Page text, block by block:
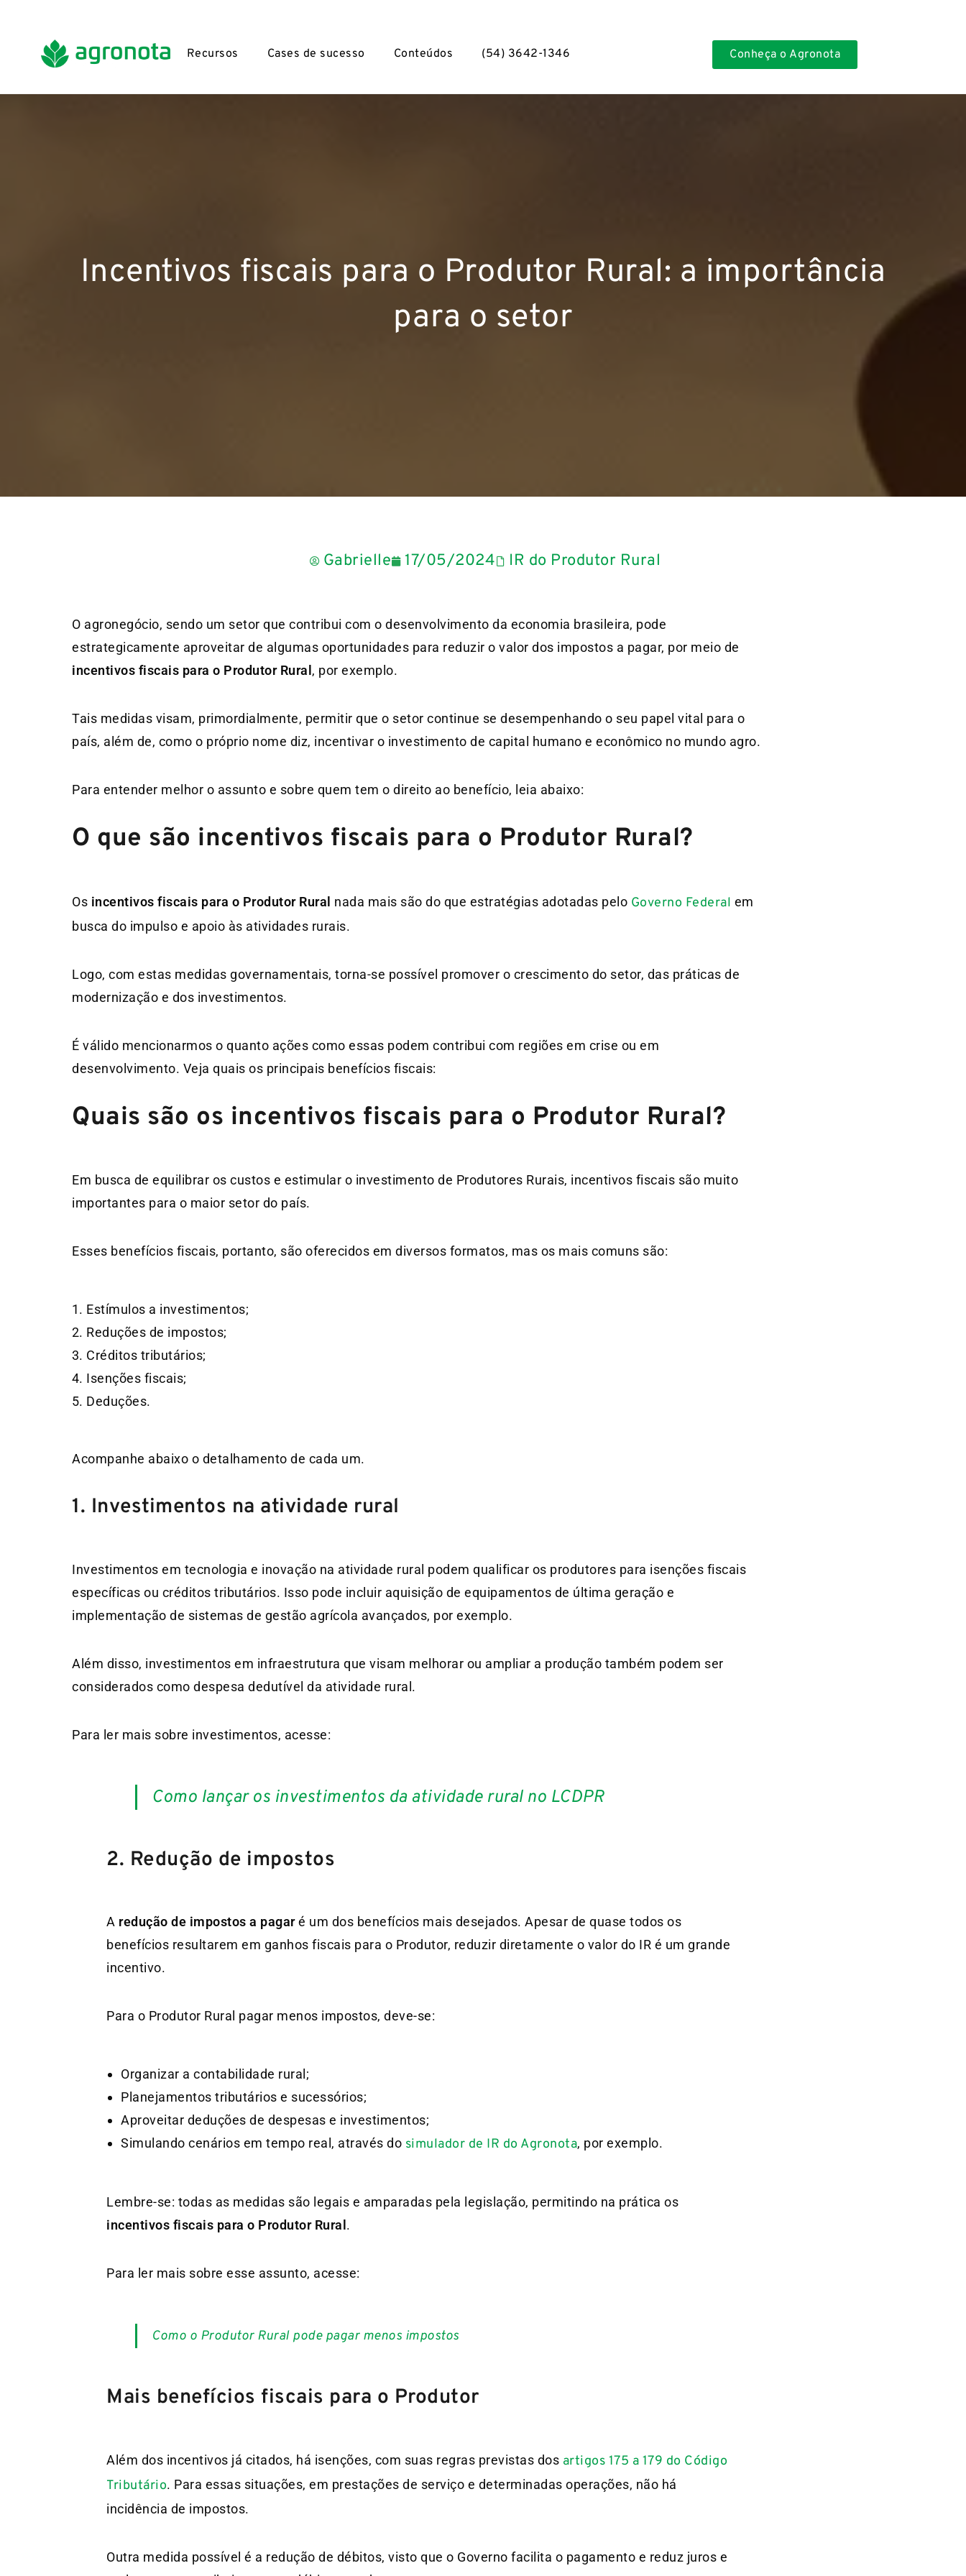
Recursos Cases de sucesso Conteúdos (54) 3642-1346 Conheça o Agronota
Incentivos fiscais para o Produtor Rural: a importância
para o setor
Gabrielle 17/05/2024 IR do Produtor Rural
O agronegócio, sendo um setor que contribui com o desenvolvimento da economia brasileira, pode
estrategicamente aproveitar de algumas oportunidades para reduzir o valor dos impostos a pagar, por meio de
incentivos fiscais para o Produtor Rural , por exemplo.
Tais medidas visam, primordialmente, permitir que o setor continue se desempenhando o seu papel vital para o
país, além de, como o próprio nome diz, incentivar o investimento de capital humano e econômico no mundo agro.
Para entender melhor o assunto e sobre quem tem o direito ao benefício, leia abaixo:
O que são incentivos fiscais para o Produtor Rural?
Os incentivos fiscais para o Produtor Rural nada mais são do que estratégias adotadas pelo Governo Federal em
busca do impulso e apoio às atividades rurais.
Logo, com estas medidas governamentais, torna-se possível promover o crescimento do setor, das práticas de
modernização e dos investimentos.
É válido mencionarmos o quanto ações como essas podem contribui com regiões em crise ou em
desenvolvimento. Veja quais os principais benefícios fiscais:
Quais são os incentivos fiscais para o Produtor Rural?
Em busca de equilibrar os custos e estimular o investimento de Produtores Rurais, incentivos fiscais são muito
importantes para o maior setor do país.
Esses benefícios fiscais, portanto, são oferecidos em diversos formatos, mas os mais comuns são:
Estímulos a investimentos;
Reduções de impostos;
Créditos tributários;
Isenções fiscais;
Deduções.
Acompanhe abaixo o detalhamento de cada um.
1. Investimentos na atividade rural
Investimentos em tecnologia e inovação na atividade rural podem qualificar os produtores para isenções fiscais
específicas ou créditos tributários. Isso pode incluir aquisição de equipamentos de última geração e
implementação de sistemas de gestão agrícola avançados, por exemplo.
Além disso, investimentos em infraestrutura que visam melhorar ou ampliar a produção também podem ser
considerados como despesa dedutível da atividade rural.
Para ler mais sobre investimentos, acesse:
Como lançar os investimentos da atividade rural no LCDPR
2. Redução de impostos
A redução de impostos a pagaré um dos benefícios mais desejados. Apesar de quase todos os
benefícios resultarem em ganhos fiscais para o Produtor, reduzir diretamente o valor do IR é um grande
incentivo.
Para o Produtor Rural pagar menos impostos, deve-se:
Organizar a contabilidade rural;
Planejamentos tributários e sucessórios;
Aproveitar deduções de despesas e investimentos;
Simulando cenários em tempo real, através do simulador de IR do Agronota, por exemplo.
Lembre-se: todas as medidas são legais e amparadas pela legislação, permitindo na prática os
incentivos fiscais para o Produtor Rural .
Para ler mais sobre esse assunto, acesse:
Como o Produtor Rural pode pagar menos impostos
Mais benefícios fiscais para o Produtor
Além dos incentivos já citados, há isenções, com suas regras previstas dos artigos 175 a 179 do Código
Tributário. Para essas situações, em prestações de serviço e determinadas operações, não há
incidência de impostos.
Outra medida possível é a redução de débitos, visto que o Governo facilita o pagamento e reduz juros e